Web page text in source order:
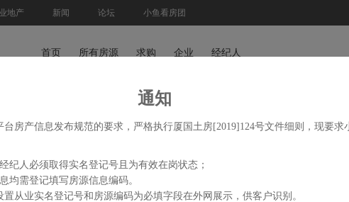
地产 新闻 论坛 小鱼看房团
首页 所有房源 求购 企业 经纪人
通知
房产信息发布规范的要求，严格执行厦国土房[2019]124号文件细则，现要
纪人必须取得实名登记号且为有效在岗状态；
均需登记填写房源信息编码。
置从业实名登记号和房源编码为必填字段在外网展示，供客户识别。